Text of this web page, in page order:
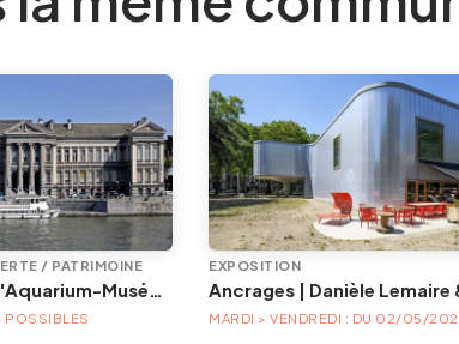
/ PATRIMOINE
Animations à l'Aquarium-Muséum
POSSIBLES
EXPOSITION